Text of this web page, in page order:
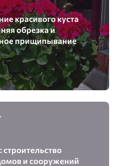
красивого куста
обрезка и
прищипывание
строительство
и сооружений